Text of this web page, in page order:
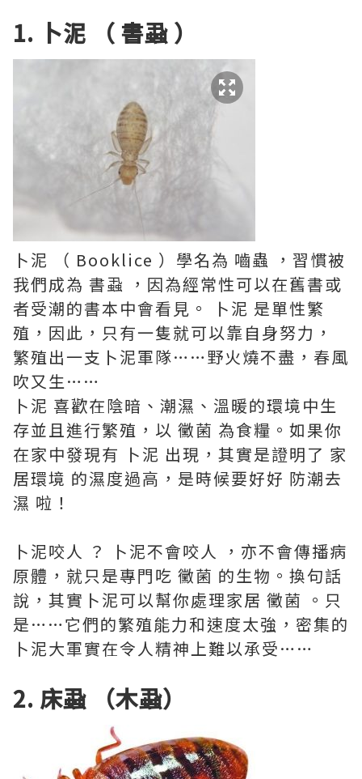
1. 卜泥 （ 書蝨 ）
卜泥 （ Booklice ）學名為 嚙蟲 ，習慣被
我們成為 書蝨 ，因為經常性可以在舊書或
者受潮的書本中會看見。 卜泥 是單性繁
殖，因此，只有一隻就可以靠自身努力，
繁殖出一支卜泥軍隊……野火燒不盡，春風
吹又生……
卜泥 喜歡在陰暗、潮濕、溫暖的環境中生
存並且進行繁殖，以 黴菌 為食糧。如果你
在家中發現有 卜泥 出現，其實是證明了 家
居環境 的濕度過高，是時候要好好 防潮去
濕 啦！
卜泥咬人 ？ 卜泥不會咬人 ，亦不會傳播病
原體，就只是專門吃 黴菌 的生物。換句話
說，其實卜泥可以幫你處理家居 黴菌 。只
是……它們的繁殖能力和速度太強，密集的
卜泥大軍實在令人精神上難以承受……
2. 床蝨 （木蝨）